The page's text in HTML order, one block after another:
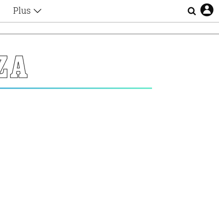
Plus
Αφιερώματα
Ζώδια